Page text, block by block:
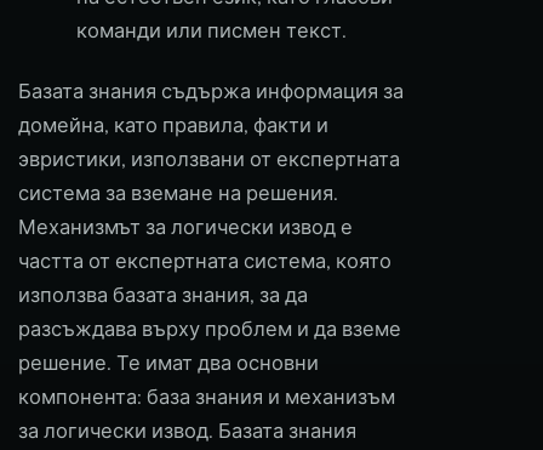
команди или писмен текст.
Базата знания съдържа информация за
домейна, като правила, факти и
эвристики, използвани от експертната
система за вземане на решения.
Механизмът за логически извод е
частта от експертната система, която
използва базата знания, за да
разсъждава върху проблем и да вземе
решение. Те имат два основни
компонента: база знания и механизъм
за логически извод. Базата знания